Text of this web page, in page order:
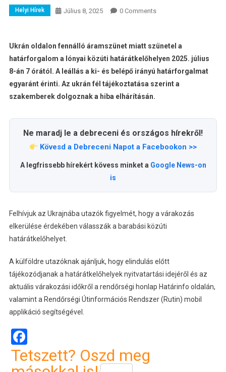
Helyi Hírek Július 8, 2025 0 Comments
Ukrán oldalon fennálló áramszünet miatt szünetel a
határforgalom a lónyai közúti határátkelőhelyen 2025. július
8-án 7 órától. A leállás a ki- és belépő irányú határforgalmat
egyaránt érinti. Az ukrán fél tájékoztatása szerint a
szakemberek dolgoznak a hiba elhárításán.
Ne maradj le a debreceni és országos hírekről!
Kövesd a Debreceni Napot a Facebookon >>
A legfrissebb hírekért kövess minket a Google News-on
is
Felhívjuk az Ukrajnába utazók figyelmét, hogy a várakozás
elkerülése érdekében válasszák a barabási közúti
határátkelőhelyet.
A külföldre utazóknak ajánljuk, hogy elindulás előtt
tájékozódjanak a határátkelőhelyek nyitvatartási idejéről és az
aktuális várakozási időkről a rendőrségi honlap Határinfo oldalán,
valamint a Rendőrségi Útinformációs Rendszer (Rutin) mobil
applikáció segítségével.
Facebook
Tetszett? Oszd meg